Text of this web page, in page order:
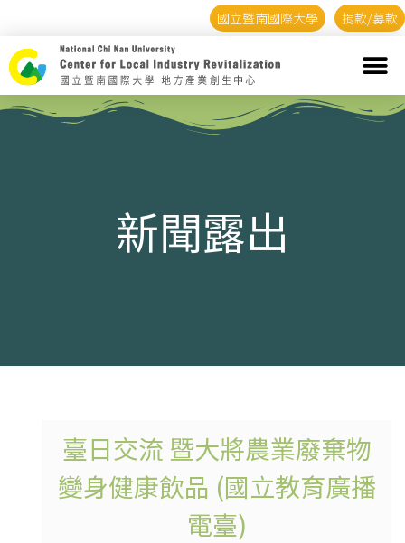
國立暨南國際大學 捐款/募款
新聞露出
臺日交流 暨大將農業廢棄物
變身健康飲品 (國立教育廣播
電臺)